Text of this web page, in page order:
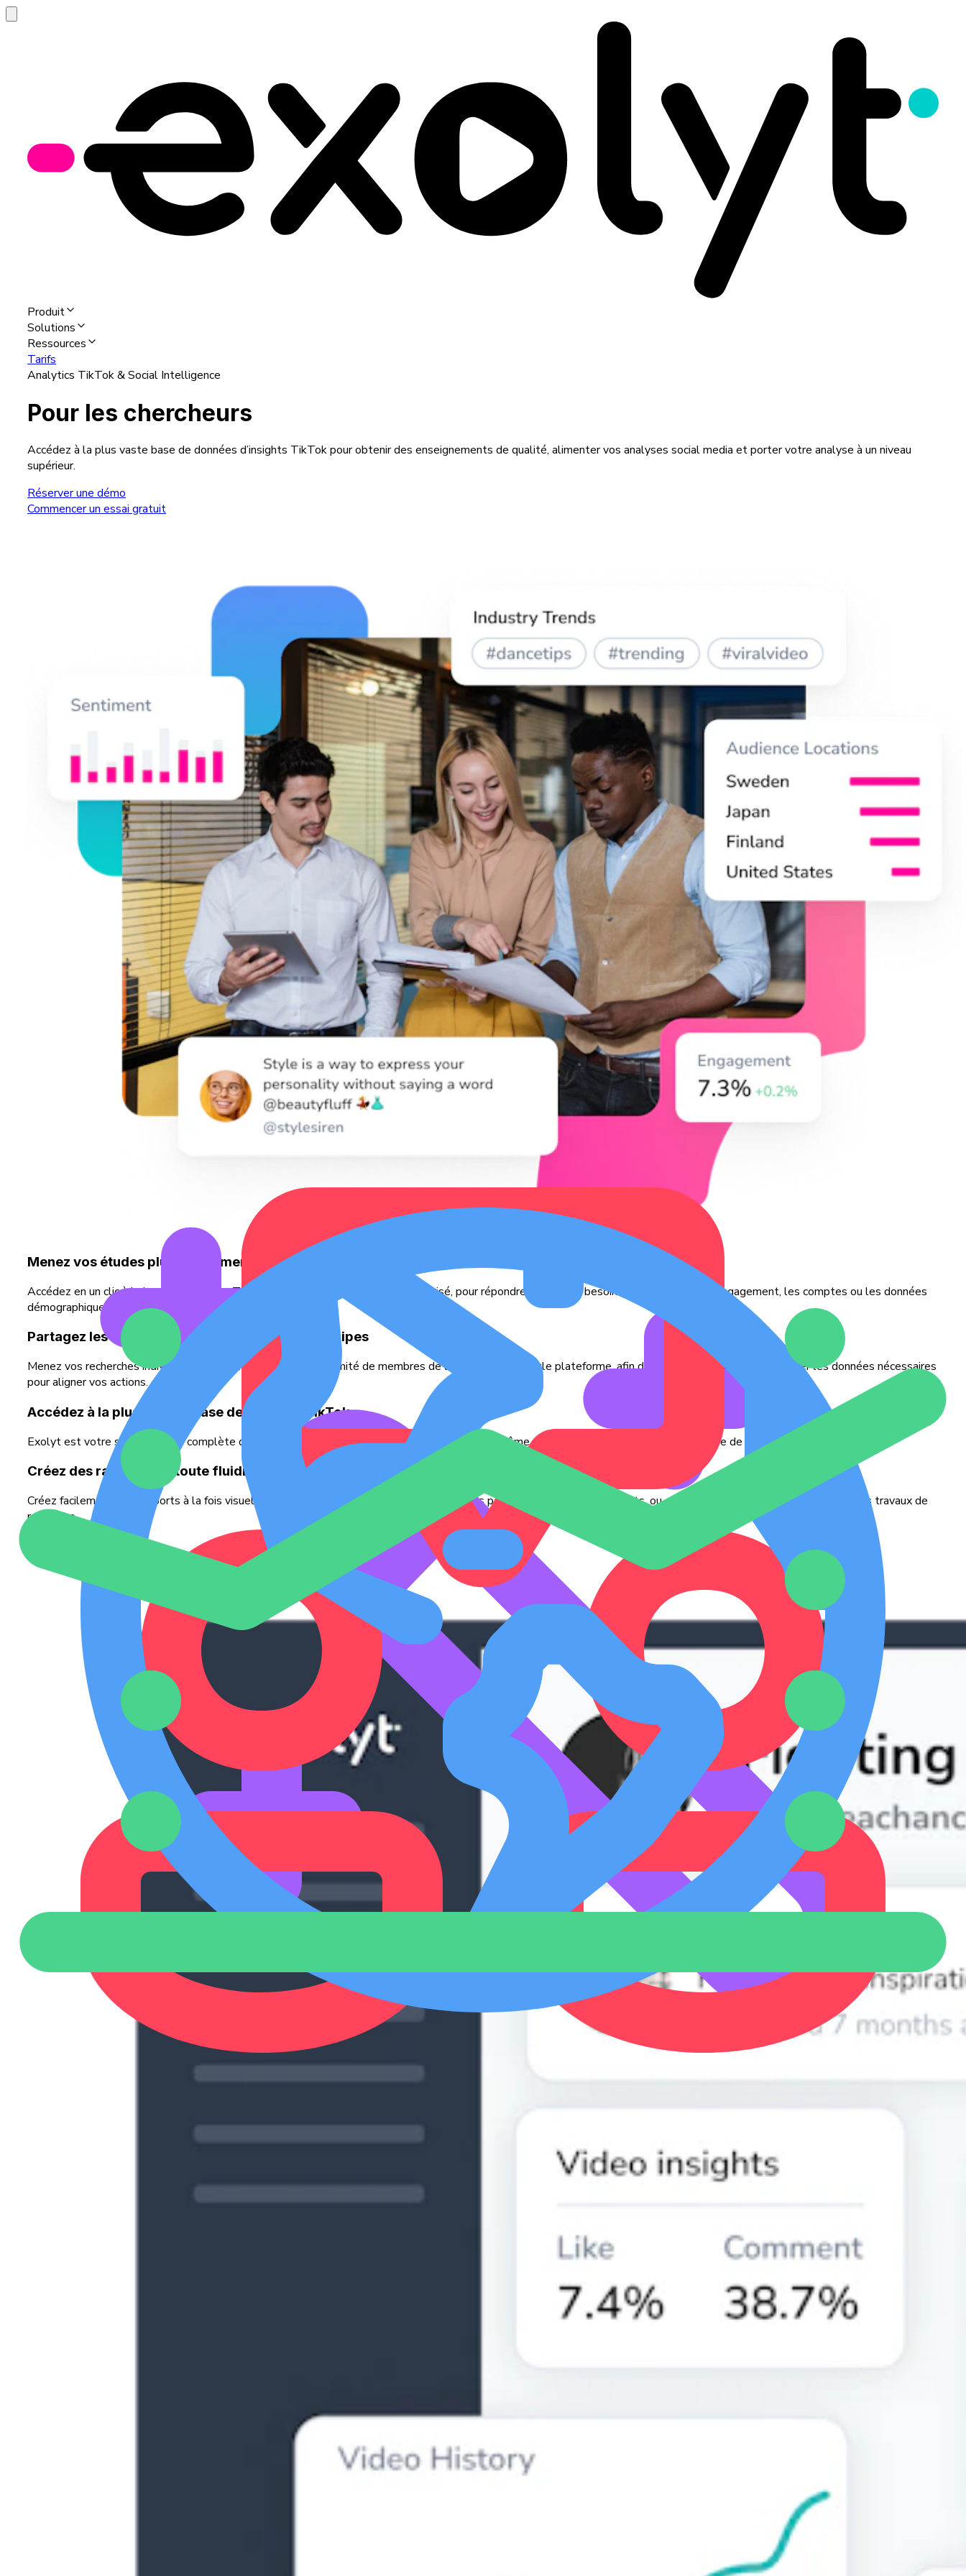
Produit
Solutions
Ressources
Tarifs
Analytics TikTok & Social Intelligence
Pour les chercheurs
Accédez à la plus vaste base de données d’insights TikTok pour obtenir des enseignements de qualité, alimenter vos analyses social media et porter votre analyse à un niveau
supérieur.
Réserver une démo
Commencer un essai gratuit
Menez vos études plus rapidement et à moindre coût
Accédez en un clic à la base de données TikTok la plus complète, à un coût maîtrisé, pour répondre à tous vos besoins de recherche sur l’engagement, les comptes ou les données
démographiques.
Partagez les statistiques et décloisonnez les équipes
Menez vos recherches individuellement ou avec un nombre illimité de membres de l’équipe sur une seule plateforme, afin de collecter, organiser et partager les données nécessaires
pour aligner vos actions.
Accédez à la plus grande base de données TikTok
Exolyt est votre source la plus complète de statistiques TikTok de qualité après TikTok lui-même - Suivez et analysez tout ce qui relève de l’organique sur TikTok
Créez des rapports en toute fluidité
Créez facilement des rapports à la fois visuellement impactants et fondés sur les données pour vos équipes et vos clients, ou exploitez ces insights pour alimenter vos travaux de
recherche.